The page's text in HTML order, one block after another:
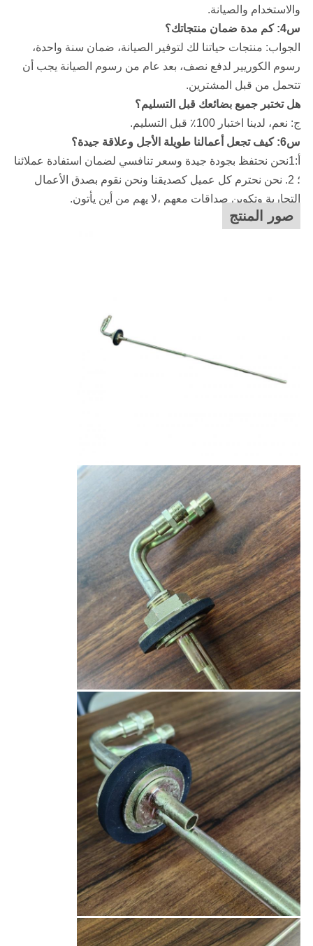
والاستخدام والصيانة.
س4: كم مدة ضمان منتجاتك؟
الجواب: منتجات حياتنا لك لتوفير الصيانة، ضمان سنة واحدة،
رسوم الكوريير لدفع نصف، بعد عام من رسوم الصيانة يجب أن
تتحمل من قبل المشترين.
هل تختبر جميع بضائعك قبل التسليم؟
ج: نعم، لدينا اختبار 100٪ قبل التسليم.
س6: كيف تجعل أعمالنا طويلة الأجل وعلاقة جيدة؟
أ:1نحن نحتفظ بجودة جيدة وسعر تنافسي لضمان استفادة عملائنا
؛ 2. نحن نحترم كل عميل كصديقنا ونحن نقوم بصدق الأعمال
التجارية وتكوين صداقات معهم ،لا يهم من أين يأتون.
صور المنتج